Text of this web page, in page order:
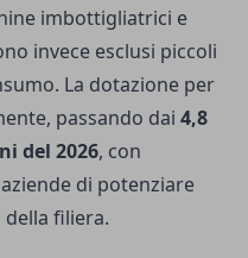
imbottigliatrici e
invece esclusi piccoli
La dotazione per
passando dai 4,8
del 2026, con
di potenziare
filiera.